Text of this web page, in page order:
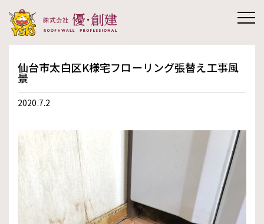
株式会社優創
建
仙台市太白区K様宅フローリング張替え工事風
景
2020.7.2